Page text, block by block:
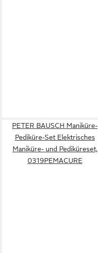
PETER BAUSCH Maniküre-
Pediküre-Set Elektrisches
Maniküre- und Pediküreset,
0319PEMACURE